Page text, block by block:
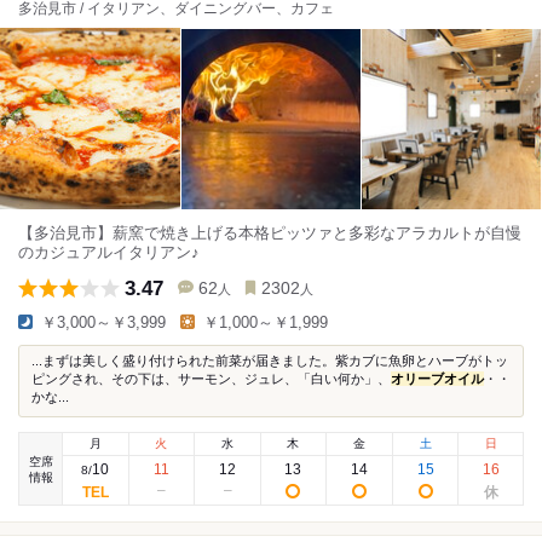
多治見市 / イタリアン、ダイニングバー、カフェ
【多治見市】薪窯で焼き上げる本格ピッツァと多彩なアラカルトが自慢
のカジュアルイタリアン♪
3.47 62 人 2302 人
￥3,000～￥3,999 ￥1,000～￥1,999
...まずは美しく盛り付けられた前菜が届きました。紫カブに魚卵とハーブがトッ
ピングされ、その下は、サーモン、ジュレ、「白い何か」、 オリーブオイル・・
かな...
空席
情報
月
8/10
火
11
水
12
木
13
金
14
土
15
日
16